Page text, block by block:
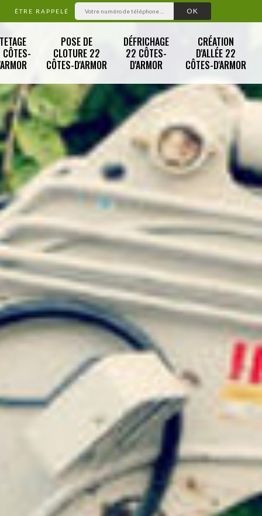
ÊTRE RAPPELÉ
POSE DE
CLOTURE 22
CÔTES-D'ARMOR
DÉFRICHAGE
22 CÔTES-
D'ARMOR
CRÉATION
D'ALLÉE 22
CÔTES-D'ARMOR